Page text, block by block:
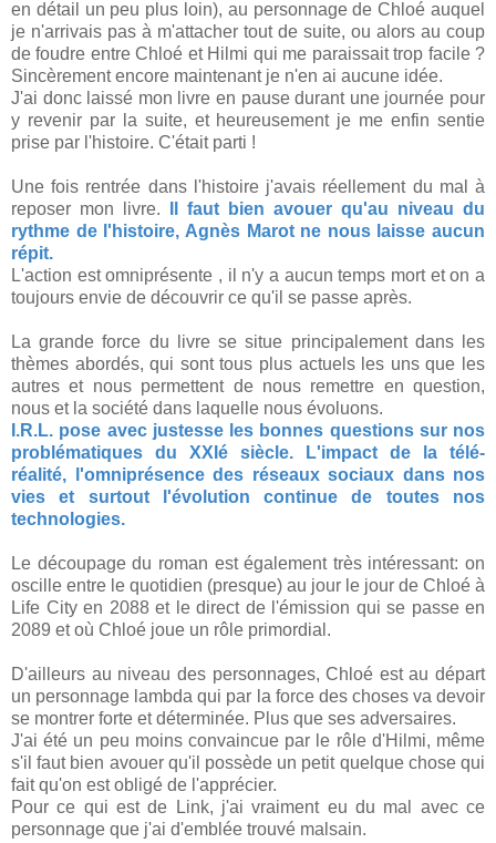
en détail un peu plus loin), au personnage de Chloé auquel
je n'arrivais pas à m'attacher tout de suite, ou alors au coup
de foudre entre Chloé et Hilmi qui me paraissait trop facile ?
Sincèrement encore maintenant je n'en ai aucune idée.
J'ai donc laissé mon livre en pause durant une journée pour
y revenir par la suite, et heureusement je me enfin sentie
prise par l'histoire. C'était parti !
Une fois rentrée dans l'histoire j'avais réellement du mal à
reposer mon livre.
Il faut bien avouer qu'au niveau du
rythme de l'histoire, Agnès Marot ne nous laisse aucun
répit.
L'action est omniprésente , il n'y a aucun temps mort et on a
toujours envie de découvrir ce qu'il se passe après.
La grande force du livre se situe principalement dans les
thèmes abordés, qui sont tous plus actuels les uns que les
autres et nous permettent de nous remettre en question,
nous et la société dans laquelle nous évoluons.
I.R.L. pose avec justesse les bonnes questions sur nos
problématiques du XXIé siècle. L'impact de la télé-
réalité, l'omniprésence des réseaux sociaux dans nos
vies et surtout l'évolution continue de toutes nos
technologies.
Le découpage du roman est également très intéressant: on
oscille entre le quotidien (presque) au jour le jour de Chloé à
Life City en 2088 et le direct de l'émission qui se passe en
2089 et où Chloé joue un rôle primordial.
D'ailleurs au niveau des personnages, Chloé est au départ
un personnage lambda qui par la force des choses va devoir
se montrer forte et déterminée. Plus que ses adversaires.
J'ai été un peu moins convaincue par le rôle d'Hilmi, même
s'il faut bien avouer qu'il possède un petit quelque chose qui
fait qu'on est obligé de l'apprécier.
Pour ce qui est de Link, j'ai vraiment eu du mal avec ce
personnage que j'ai d'emblée trouvé malsain.